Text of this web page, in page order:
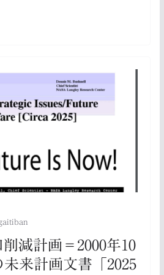
減計画＝2000年10
未来計画文書「2025